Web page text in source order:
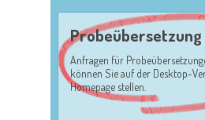
Anfragen für
können Sie auf der Desktop-
Homepage stellen.